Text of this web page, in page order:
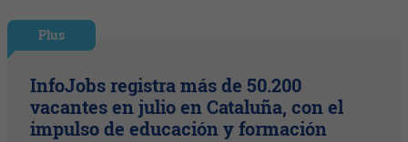
Plus
InfoJobs registra más de 50.200
vacantes en julio en Cataluña, con el
impulso de educación y formación